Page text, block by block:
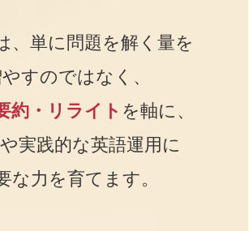
、単に問題を解く量を
すのではなく、
約・リライト を軸に、
や実践的な英語運用に
な力を育てます。